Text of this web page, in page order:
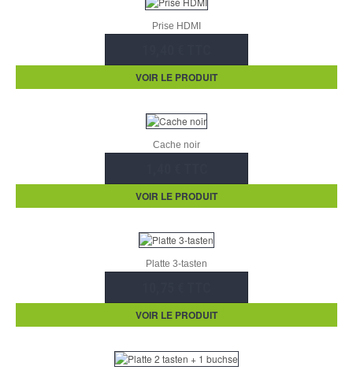
Prise HDMI
VOIR LE PRODUIT
Cache noir
VOIR LE PRODUIT
Platte 3-tasten
VOIR LE PRODUIT